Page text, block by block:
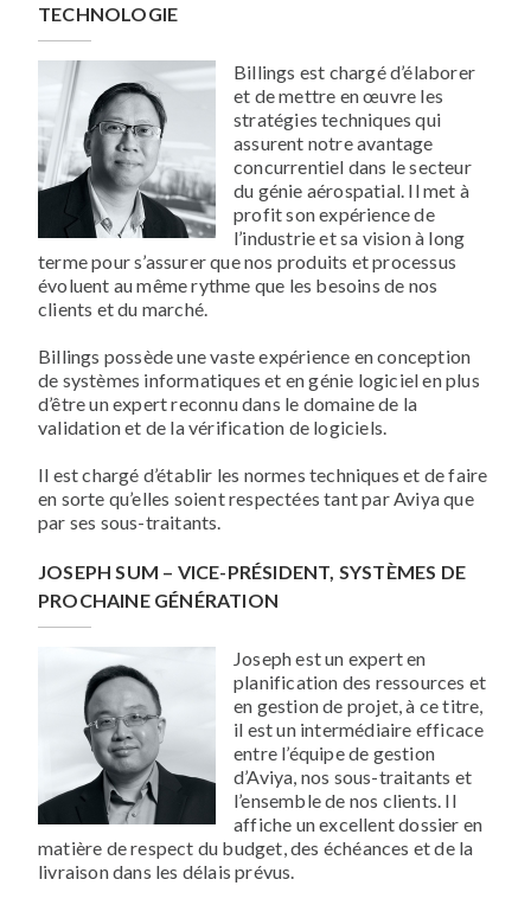
TECHNOLOGIE
Billings est chargé d’élaborer
et de mettre en œuvre les
stratégies techniques qui
assurent notre avantage
concurrentiel dans le secteur
du génie aérospatial. Il met à
profit son expérience de
l’industrie et sa vision à long
terme pour s’assurer que nos produits et processus
évoluent au même rythme que les besoins de nos
clients et du marché.
Billings possède une vaste expérience en conception
de systèmes informatiques et en génie logiciel en plus
d’être un expert reconnu dans le domaine de la
validation et de la vérification de logiciels.
Il est chargé d’établir les normes techniques et de faire
en sorte qu’elles soient respectées tant par Aviya que
par ses sous-traitants.
JOSEPH SUM – VICE-PRÉSIDENT, SYSTÈMES DE
PROCHAINE GÉNÉRATION
Joseph est un expert en
planification des ressources et
en gestion de projet, à ce titre,
il est un intermédiaire efficace
entre l’équipe de gestion
d’Aviya, nos sous-traitants et
l’ensemble de nos clients. Il
affiche un excellent dossier en
matière de respect du budget, des échéances et de la
livraison dans les délais prévus.